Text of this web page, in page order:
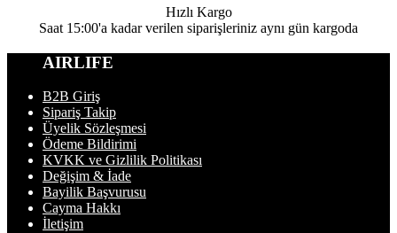
Hızlı Kargo
Saat 15:00'a kadar verilen siparişleriniz aynı gün kargoda
AIRLIFE
B2B Giriş
Sipariş Takip
Üyelik Sözleşmesi
Ödeme Bildirimi
KVKK ve Gizlilik Politikası
Değişim & İade
Bayilik Başvurusu
Cayma Hakkı
İletişim